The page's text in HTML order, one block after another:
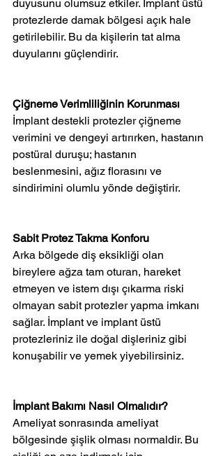
duyusunu olumsuz etkiler. İmplant üstü
protezlerde damak bölgesi açık hale
getirilebilir. Bu da kişilerin tat alma
duyularını güçlendirir.
Çiğneme Verimliliğinin Korunması
İmplant destekli protezler çiğneme
verimini ve dengeyi artırırken, hastanın
postüral duruşu; hastanın
beslenmesini, ağız florasını ve
sindirimini olumlu yönde değiştirir.
Sabit Protez Takma Konforu
Arka bölgede diş eksikliği olan
bireylere ağza tam oturan, hareket
etmeyen ve istem dışı çıkarma riski
olmayan sabit protezler yapma imkanı
sağlar. İmplant ve implant üstü
protezleriniz ile doğal dişleriniz gibi
konuşabilir ve yemek yiyebilirsiniz.
İmplant Bakımı Nasıl Olmalıdır?
Ameliyat sonrasında ameliyat
bölgesinde şişlik olması normaldir. Bu